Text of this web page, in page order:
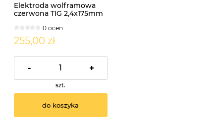
Elektroda wolframowa
czerwona TIG 2,4x175mm
0 ocen
255,00 zł
- +
szt.
do koszyka